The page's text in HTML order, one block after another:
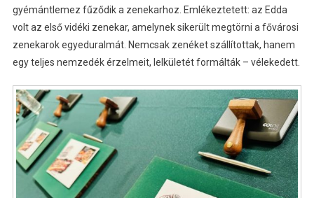
gyémántlemez fűződik a zenekarhoz. Emlékeztetett: az Edda
volt az első vidéki zenekar, amelynek sikerült megtörni a fővárosi
zenekarok egyeduralmát. Nemcsak zenéket szállítottak, hanem
egy teljes nemzedék érzelmeit, lelkületét formálták – vélekedett.